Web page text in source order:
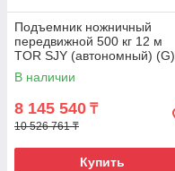
Подъемник ножничный
передвижной 500 кг 12 м
TOR SJY (автономный) (G)
В наличии
8 145 540 ₸
10 526 761 ₸
Купить